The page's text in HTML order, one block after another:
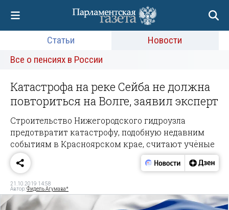
Статьи
Новости
Все о пенсиях в России
Катастрофа на реке Сейба не должна
повториться на Волге, заявил эксперт
Строительство Нижегородского гидроузла
предотвратит катастрофу, подобную недавним
событиям в Красноярском крае, считают учёные
21.10.2019 14:58
Автор:Фидель Агумава*